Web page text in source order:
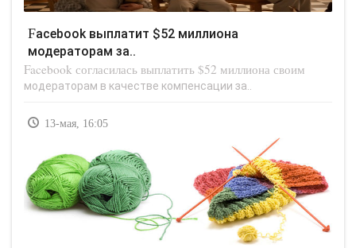
Facebook выплатит $52 миллиона
модераторам за..
Facebook согласилась выплатить $52 миллиона своим
модераторам в качестве компенсации за..
13-мая, 16:05